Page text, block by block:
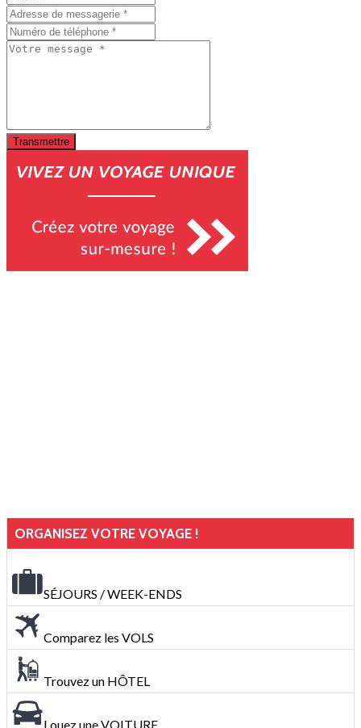
ORGANISEZ VOTRE VOYAGE !
SÉJOURS / WEEK-ENDS
Comparez les VOLS
Trouvez un HÔTEL
Louez une VOITURE